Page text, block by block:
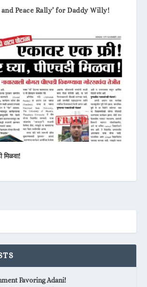
Peace Rally’ for Daddy Willy!
मिळवा!
Favoring Adani!